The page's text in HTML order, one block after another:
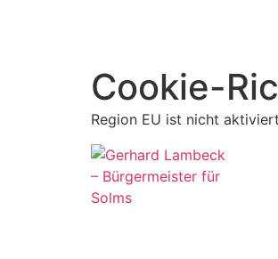
Cookie-
Region EU ist nicht